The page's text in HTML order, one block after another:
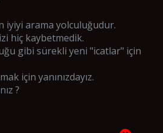
iyiyi arama yolculuğudur.
hiç kaybetmedik.
gibi sürekli yeni "icatlar" için
için yanınızdayız.
?